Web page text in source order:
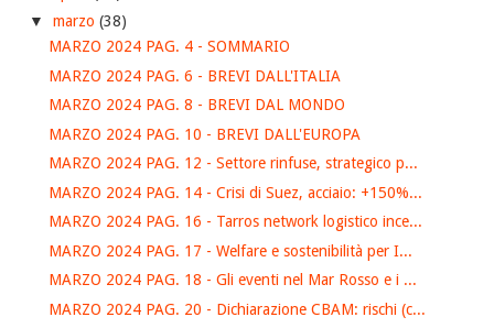
▼ marzo (38)
MARZO 2024 PAG. 4 - SOMMARIO
MARZO 2024 PAG. 6 - BREVI DALL'ITALIA
MARZO 2024 PAG. 8 - BREVI DAL MONDO
MARZO 2024 PAG. 10 - BREVI DALL'EUROPA
MARZO 2024 PAG. 12 - Settore rinfuse, strategico p...
MARZO 2024 PAG. 14 - Crisi di Suez, acciaio: +150%...
MARZO 2024 PAG. 16 - Tarros network logistico ince...
MARZO 2024 PAG. 17 - Welfare e sostenibilità per I...
MARZO 2024 PAG. 18 - Gli eventi nel Mar Rosso e i ...
MARZO 2024 PAG. 20 - Dichiarazione CBAM: rischi (c...